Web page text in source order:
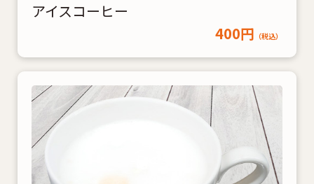
アイスコーヒー
400円 （税込）